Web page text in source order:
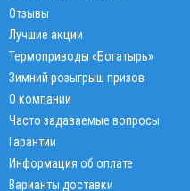
Отзывы
Лучшие акции
Термоприводы «Богатырь»
Зимний розыгрыш призов
О компании
Часто задаваемые вопросы
Гарантии
Информация об оплате
Варианты доставки